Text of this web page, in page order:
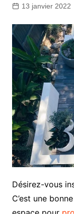
13 janvier 2022
Désirez-vous
C’est une